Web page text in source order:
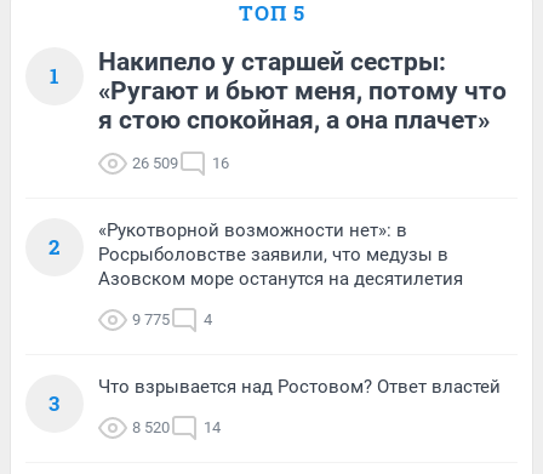
ТОП 5
1
Накипело у старшей сестры:
«Ругают и бьют меня, потому что
я стою спокойная, а она плачет»
26 509 16
2
«Рукотворной возможности нет»: в
Росрыболовстве заявили, что медузы в
Азовском море останутся на десятилетия
9 775 4
3
Что взрывается над Ростовом? Ответ властей
8 520 14